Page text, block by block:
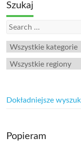
Szukaj
Dokładniejsze
Popieram